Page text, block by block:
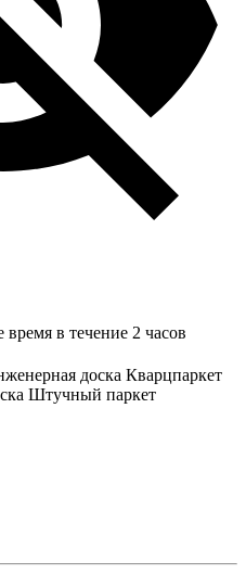
в течение 2 часов
доска Кварцпаркет
Штучный паркет